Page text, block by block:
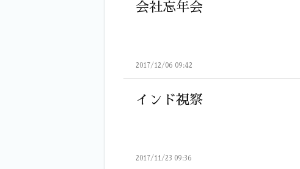
会社忘年会
2017/12/06 09:42
インド視察
2017/11/23 09:36